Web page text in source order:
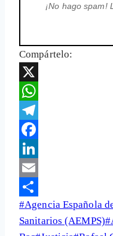
¡No hago spam!
Compártelo:
X
WhatsApp
Telegram
Facebook
LinkedIn
Email
Share
Etiquetas
de
#Agencia Española
Sanitarios (AEMPS)#